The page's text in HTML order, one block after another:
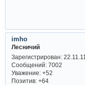
imho
Лесничий
Зарегистрирован: 22.11.11
Сообщений:7002
Уважение: +52
Позитив: +64